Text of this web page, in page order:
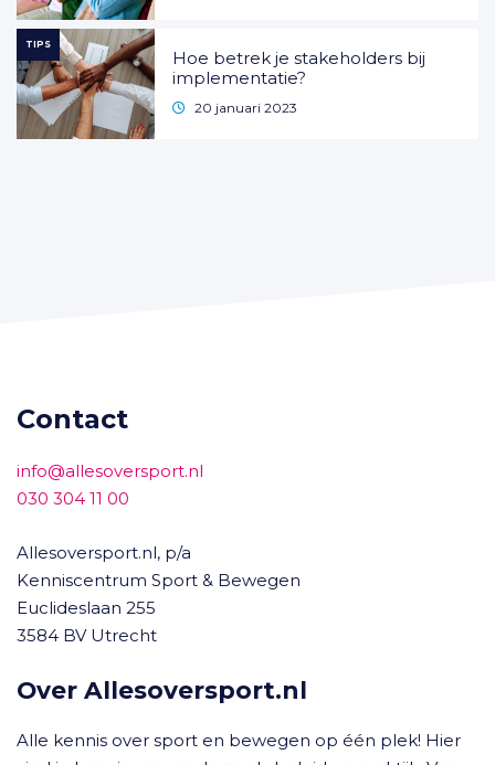
TIPS
Hoe betrek je stakeholders bij
implementatie?
20 januari 2023
Contact
info@allesoversport.nl
030 304 11 00
Allesoversport.nl, p/a
Kenniscentrum Sport & Bewegen
Euclideslaan 255
3584 BV Utrecht
Over Allesoversport.nl
Alle kennis over sport en bewegen op één plek! Hier